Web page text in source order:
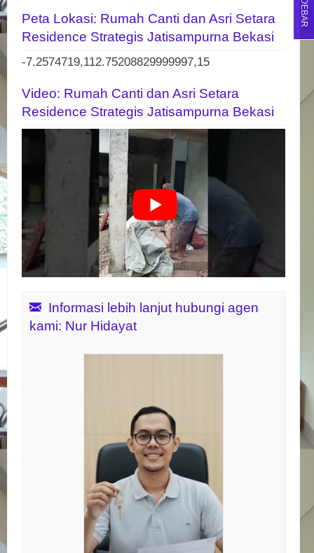
Peta Lokasi: Rumah Canti dan Asri Setara
Residence Strategis Jatisampurna Bekasi
-7.2574719,112.75208829999997,15
Video: Rumah Canti dan Asri Setara
Residence Strategis Jatisampurna Bekasi
Informasi lebih lanjut hubungi agen
kami: Nur Hidayat
SIDEBAR